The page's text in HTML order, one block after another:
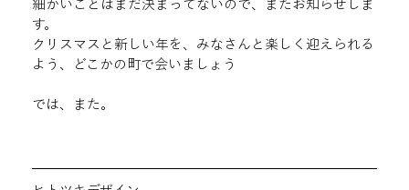
細かいことはまだ決まってないので、またお知らせしま
す。
クリスマスと新しい年を、みなさんと楽しく迎えられる
よう、どこかの町で会いましょう
では、また。